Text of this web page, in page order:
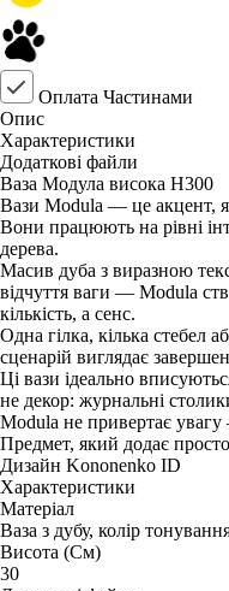
Оплата Частинами
Опис
Характеристики
Додаткові файли
Ваза Модула висока Н300
Вази Modula — це акцент,
Вони працюють на рівні
дерева.
Масив дуба з виразною
відчуття ваги — Modula
кількість, а сенс.
Одна гілка, кілька стебел
сценарій виглядає
Ці вази ідеально
не декор: журнальні
Modula не привертає
Предмет, який додає
Дизайн Kononenko ID
Характеристики
Матеріал
Ваза з дубу, колір
Висота (См)
30